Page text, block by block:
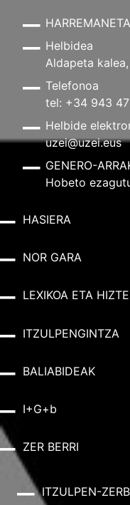
Helbidea
Aldapeta
Telefonoa
tel: +34 943
Helbide
uzei@uzei.eus
GENERO-
Hobeto
HASIERA
NOR GARA
LEXIKOA ETA
ITZULPENGINTZA
BALIABIDEAK
I+G+b
ZER BERRI
ITZULPEN-